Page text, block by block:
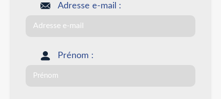
Adresse e-mail :
Prénom :